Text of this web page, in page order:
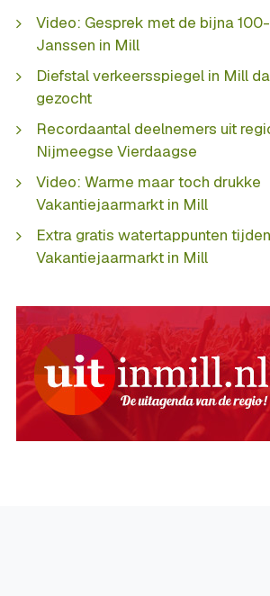
Video: Gesprek met de bijna
Janssen in Mill
Diefstal verkeersspiegel in Mill
gezocht
Recordaantal deelnemers uit
Nijmeegse Vierdaagse
Video: Warme maar toch drukke
Vakantiejaarmarkt in Mill
Extra gratis watertappunten
Vakantiejaarmarkt in Mill